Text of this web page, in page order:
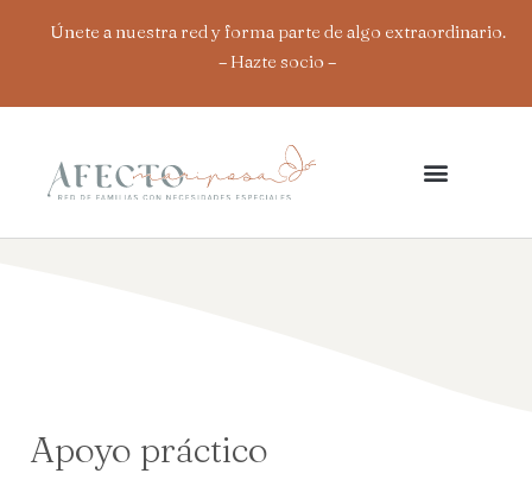
Únete a nuestra red y forma parte de algo extraordinario.
– Hazte socio–
Apoyo práctico